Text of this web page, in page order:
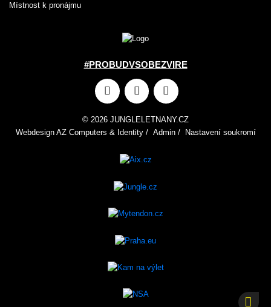
Místnost k pronájmu
#PROBUDVSOBEZVIRE
© 2026 JUNGLELETNANY.CZ
Webdesign AZ Computers & Identity/ Admin/ Nastavení soukromí